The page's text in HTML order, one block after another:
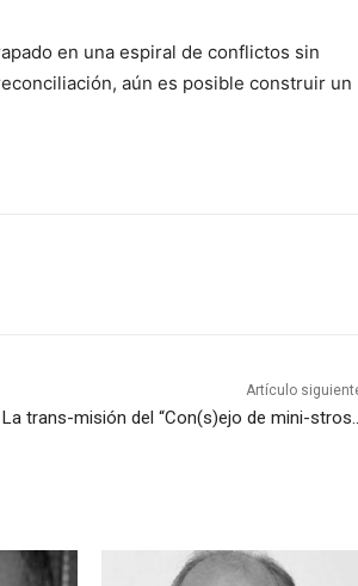
en una espiral de conflictos sin
aún es posible construir un
Artículo
La trans-misión del “Con(s)ejo de mini-